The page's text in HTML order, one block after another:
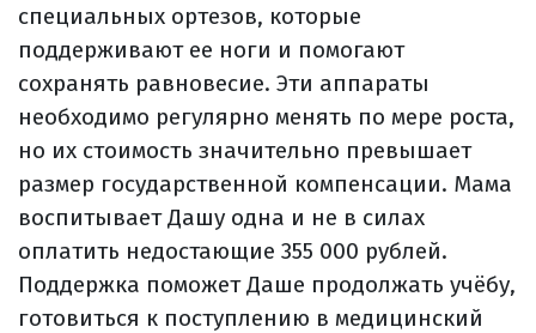
специальных ортезов, которые
поддерживают ее ноги и помогают
сохранять равновесие. Эти аппараты
необходимо регулярно менять по мере роста,
но их стоимость значительно превышает
размер государственной компенсации. Мама
воспитывает Дашу одна и не в силах
оплатить недостающие 355 000 рублей.
Поддержка поможет Даше продолжать учёбу,
готовиться к поступлению в медицинский